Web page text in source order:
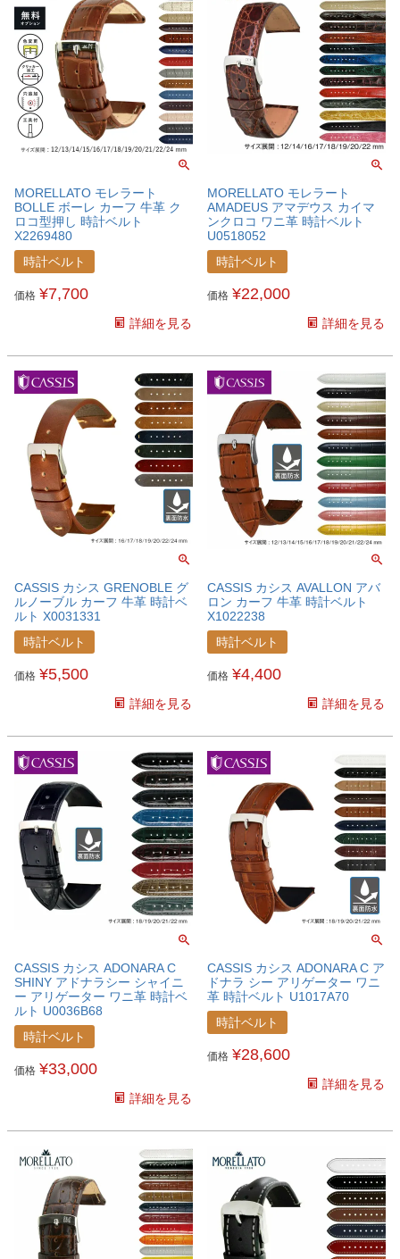
MORELLATO モレラート
BOLLE ボーレ カーフ 牛革 ク
ロコ型押し 時計ベルト
X2269480
時計ベルト
価格 ¥7,700
詳細を見る
MORELLATO モレラート
AMADEUS アマデウス カイマ
ンクロコ ワニ革 時計ベルト
U0518052
時計ベルト
価格 ¥22,000
詳細を見る
CASSIS カシス GRENOBLE グ
ルノーブル カーフ 牛革 時計ベ
ルト X0031331
時計ベルト
価格 ¥5,500
詳細を見る
CASSIS カシス AVALLON アバ
ロン カーフ 牛革 時計ベルト
X1022238
時計ベルト
価格 ¥4,400
詳細を見る
CASSIS カシス ADONARA C
SHINY アドナラシー シャイニ
ー アリゲーター ワニ革 時計ベ
ルト U0036B68
時計ベルト
価格 ¥33,000
詳細を見る
CASSIS カシス ADONARA C ア
ドナラ シー アリゲーター ワニ
革 時計ベルト U1017A70
時計ベルト
価格 ¥28,600
詳細を見る